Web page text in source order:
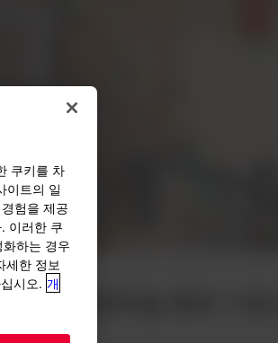
벌 영향력을 통해 이동성
쿠키를 차
이트의 일
험을 제공
이러한 쿠
하는 경우
세한 정보
시오. 개